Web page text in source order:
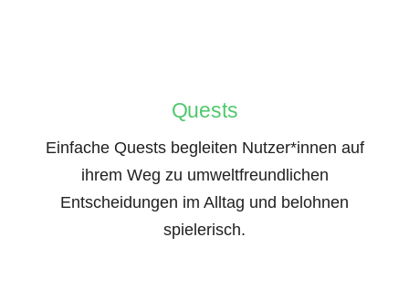
Quests
Einfache Quests begleiten Nutzer*innen auf
ihrem Weg zu umweltfreundlichen
Entscheidungen im Alltag und belohnen
spielerisch.